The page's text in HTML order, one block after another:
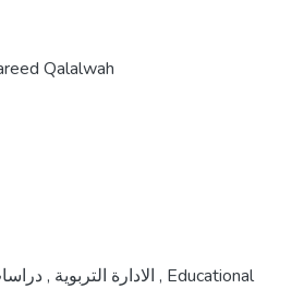
Qalalwah
الادارة التربوية , , Educational